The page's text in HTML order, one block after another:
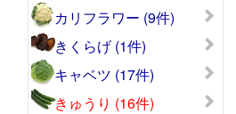
カリフラワー (9件)
きくらげ (1件)
キャベツ (17件)
きゅうり (16件)